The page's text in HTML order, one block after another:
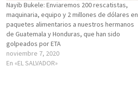
Nayib Bukele: Enviaremos 200 rescatistas,
maquinaria, equipo y 2 millones de dólares en
paquetes alimentarios a nuestros hermanos
de Guatemala y Honduras, que han sido
golpeados por ETA
noviembre 7, 2020
En «EL SALVADOR»